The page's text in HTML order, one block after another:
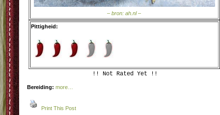
– bron: ah.nl –
Pittigheid:
!! Not Rated Yet !!
Bereiding: more…
Print This Post